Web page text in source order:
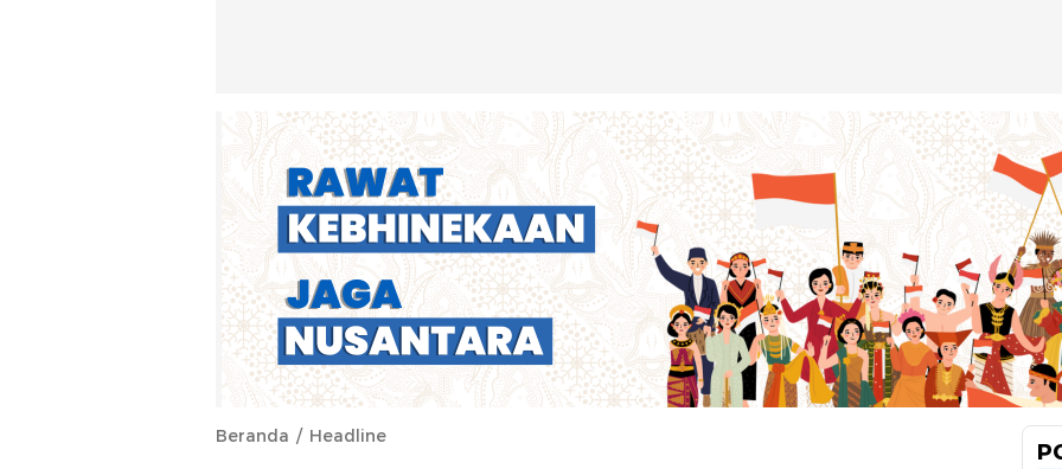
Beranda Headline